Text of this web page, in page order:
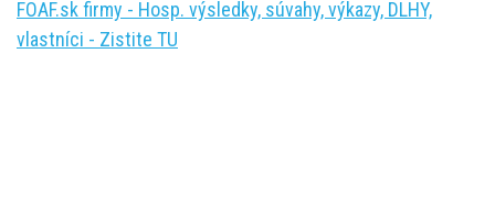
FOAF.sk firmy - Hosp. výsledky, súvahy, výkazy, DLHY,
vlastníci - Zistite TU